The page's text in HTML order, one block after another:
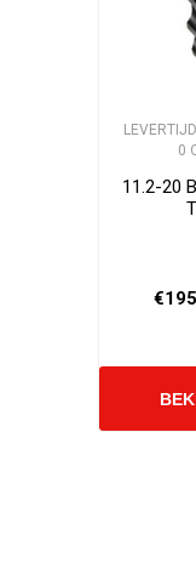
0
11.2-20